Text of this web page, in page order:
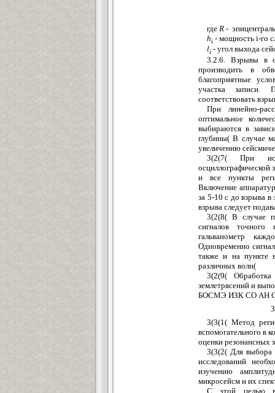
где R -
hi - мощность i-го
li - угол выхода
3 .2.6. Взрывы в
производить в
благоприятные
участка записи
соответствовать
При линейно-
оптимальное
выбираются в
глубины( В случае
увеличению
3(2(7( При
осциллографической
и все пункты
Включение
за 5-10 с до взрыва в
взрыва следует
3(2(8( В случае
сигналов точного
гальванометр
Одновременно
также и на пункте
различных волн(
3(2(9( Обработка
землетрясений и
БОСМЭ ИЗК СО АН
3(3(1( Метод
вспомогательного в
оценки резонансных
3(3(2( Для выбора
исследований
изучению
микросейсм и их
С этой целью в